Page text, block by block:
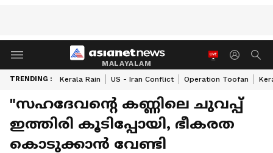
MALAYALAM
TRENDING : Kerala Rain US - Iran Conflict Operation Toofan
"സഹദേവന്റെ കണ്ണിലെ ചുവപ്പ്
ഇത്തിരി കൂടിപ്പോയി, ഭീകരത
കൊടുക്കാൻ വേണ്ടി